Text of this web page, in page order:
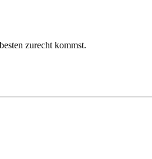
zurecht kommst.